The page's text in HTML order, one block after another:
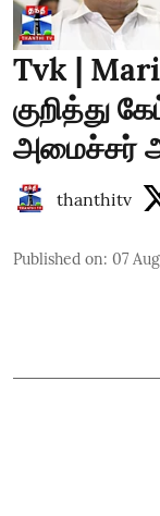
Tvk |
குறித்து
அமைச்சர்
thanthitv
Published on: 07